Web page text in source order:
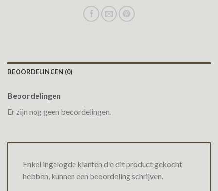
BEOORDELINGEN (0)
Beoordelingen
Er zijn nog geen beoordelingen.
Enkel ingelogde klanten die dit product gekocht
hebben, kunnen een beoordeling schrijven.